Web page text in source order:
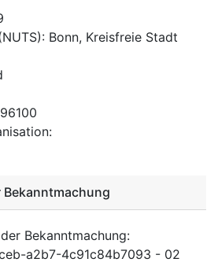
: Bonn, Kreisfreie Stadt
:
Bekanntmachung:
a2b7-4c91c84b7093 - 02